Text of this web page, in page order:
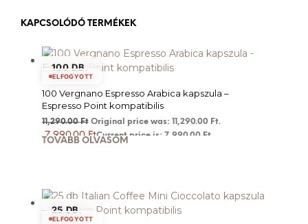
KAPCSOLÓDÓ TERMÉKEK
100 DB.
ELFOGYOTT
100 Vergnano Espresso Arabica kapszula –
Espresso Point kompatibilis
11,290.00Ft Original price was: 11,290.00 Ft.
7,990.00FtCurrent price is: 7,990.00 Ft.
TOVÁBB OLVASOM
25 DB.
ELFOGYOTT